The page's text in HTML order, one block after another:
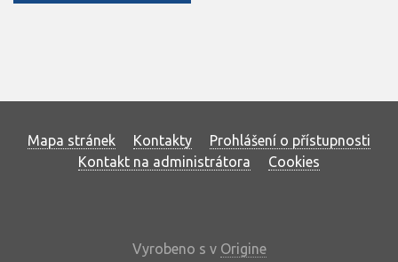
Mapa stránek Kontakty
Prohlášení o přístupnosti
Kontakt na administrátora
Cookies
Vyrobeno s v Origine